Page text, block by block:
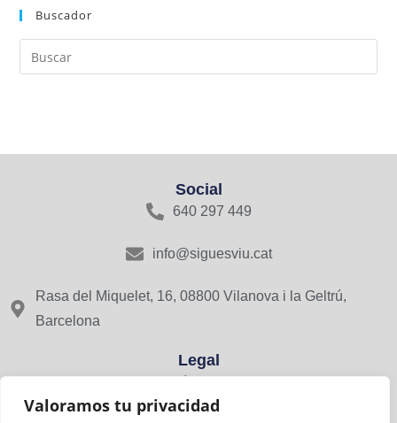
Valoramos tu privacidad
Buscador
Social
640 297 449
info@siguesviu.cat
Rasa del Miquelet, 16, 08800 Vilanova i la Geltrú,
Barcelona
Legal